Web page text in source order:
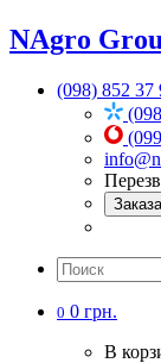
NAgro
(098) 852 37
0 0 грн.
В